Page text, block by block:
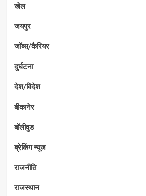
खेल
जयपुर
जॉब्स/कैरियर
दुर्घटना
देश/विदेश
बीकानेर
बॉलीवुड
ब्रेकिंग न्यूज
राजनीति
राजस्थान